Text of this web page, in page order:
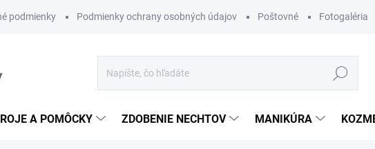
podmienky Podmienky ochrany osobných údajov Poštovné Fotogaléria
Hľadať
A POMÔCKY ZDOBENIE NECHTOV MANIKÚRA